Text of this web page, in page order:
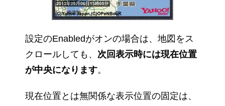
設定のEnabledがオンの場合は、地図をス
クロールしても、 次回表示時には現在位置
が中央になります。
現在位置とは無関係な表示位置の固定は、